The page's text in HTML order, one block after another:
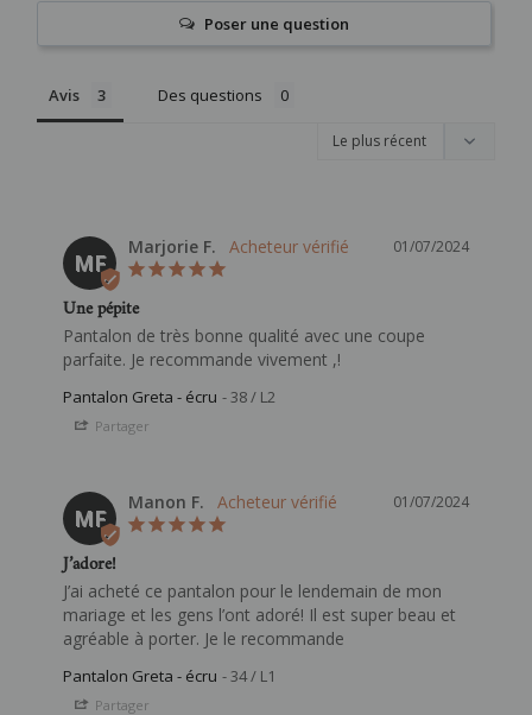
Poser une question
Avis Des questions
MF
01/07/2024
Marjorie F.
Une pépite
Pantalon de très bonne qualité avec une coupe
parfaite. Je recommande vivement ,!
Pantalon Greta - écru 38 / L2
Partager
MF
01/07/2024
Manon F.
J’adore!
J’ai acheté ce pantalon pour le lendemain de mon
mariage et les gens l’ont adoré! Il est super beau et
agréable à porter. Je le recommande
Pantalon Greta - écru 34 / L1
Partager